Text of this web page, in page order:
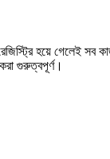
হয়ে গেলেই সব
গুরুত্বপূর্ণ।